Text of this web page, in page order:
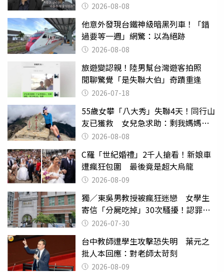
2026-08-08
他意外發現台鐵神級暗黑列車！「錯
過要等一週」網驚：以為絕跡
2026-08-08
旅遊變認親！陸男幫台灣遊客拍照
閒聊驚覺「是失聯大伯」奇蹟重逢
2026-07-18
55歲女攀「八大秀」失聯4天！同行山
友已獲救 女兒急求助：剩我媽媽還
沒找到
2026-08-08
C羅「世紀婚禮」2千人搶看！新娘車
遭瘋狂包圍 最後竟是超大烏龍
2026-08-09
獨／東吳男教授被瘋狂迷戀 女學生
寄信「分屍吃掉」30次騷擾！認罪免
關 2026-07-30
台中教師遭學生攻擊恐失明 葉元之
批人本回應：對老師太苛刻
2026-08-09